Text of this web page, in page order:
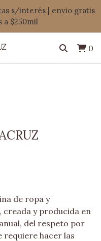
s/interés | envio gratis
a $250mil
0
de ropa y
creada y producida en
del respeto por
requiere hacer las